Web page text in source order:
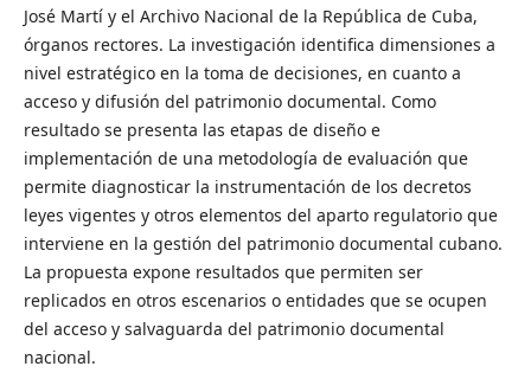
José Martí y el Archivo Nacional de la República de Cuba,
órganos rectores. La investigación identifica dimensiones a
nivel estratégico en la toma de decisiones, en cuanto a
acceso y difusión del patrimonio documental. Como
resultado se presenta las etapas de diseño e
implementación de una metodología de evaluación que
permite diagnosticar la instrumentación de los decretos
leyes vigentes y otros elementos del aparto regulatorio que
interviene en la gestión del patrimonio documental cubano.
La propuesta expone resultados que permiten ser
replicados en otros escenarios o entidades que se ocupen
del acceso y salvaguarda del patrimonio documental
nacional.